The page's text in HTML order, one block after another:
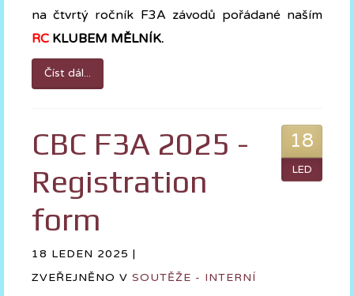
na čtvrtý ročník F3A závodů pořádané naším
RC KLUBEM MĚLNÍK.
Číst dál...
18
LED
CBC F3A 2025 -
Registration
form
18 LEDEN 2025 |
ZVEŘEJNĚNO V SOUTĚŽE - INTERNÍ